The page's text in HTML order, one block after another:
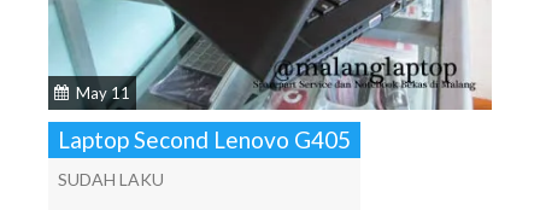
May 11
Laptop Second Lenovo G405
SUDAH LAKU